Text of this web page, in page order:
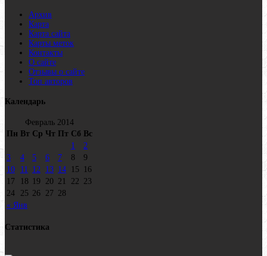
Архив
Карта
Карта сайта
Карты меток
Контакты
О сайте
Отзывы о сайте
Топ авторов
Календарь
Февраль 2014
Пн Вт Ср Чт Пт Сб Вс
« Янв
1
2
3
4 5 6 7 8
9
10
11 12 13 14 15
16
17
18 19 20 21 22 23
24
25 26 27 28
Статистика